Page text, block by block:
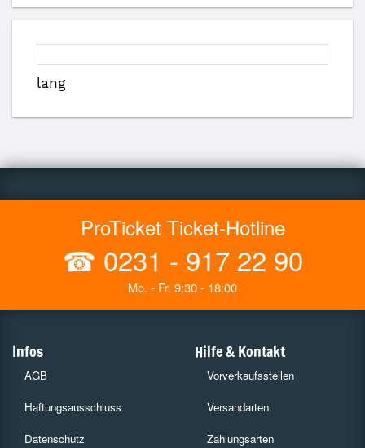
lang
ProTicket Ticket-Hotline
☎ 0231 - 917 22 90
Mo. - Fr. 9:30 - 18:00
Infos
AGB
Haftungsausschluss
Datenschutz
Hilfe & Kontakt
Vorverkaufsstellen
Versandarten
Zahlungsarten